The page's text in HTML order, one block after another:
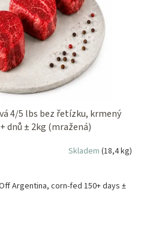
4/5 lbs bez řetízku, krmený
dnů ± 2kg (mražená)
Skladem (18,4 kg)
Argentina, corn-fed 150+ days ±